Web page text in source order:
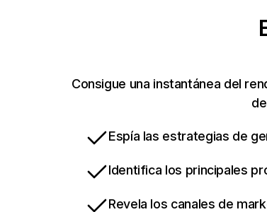
Consigue una instantánea del
Espía las estrategias de
Identifica los principales
Revela los canales de